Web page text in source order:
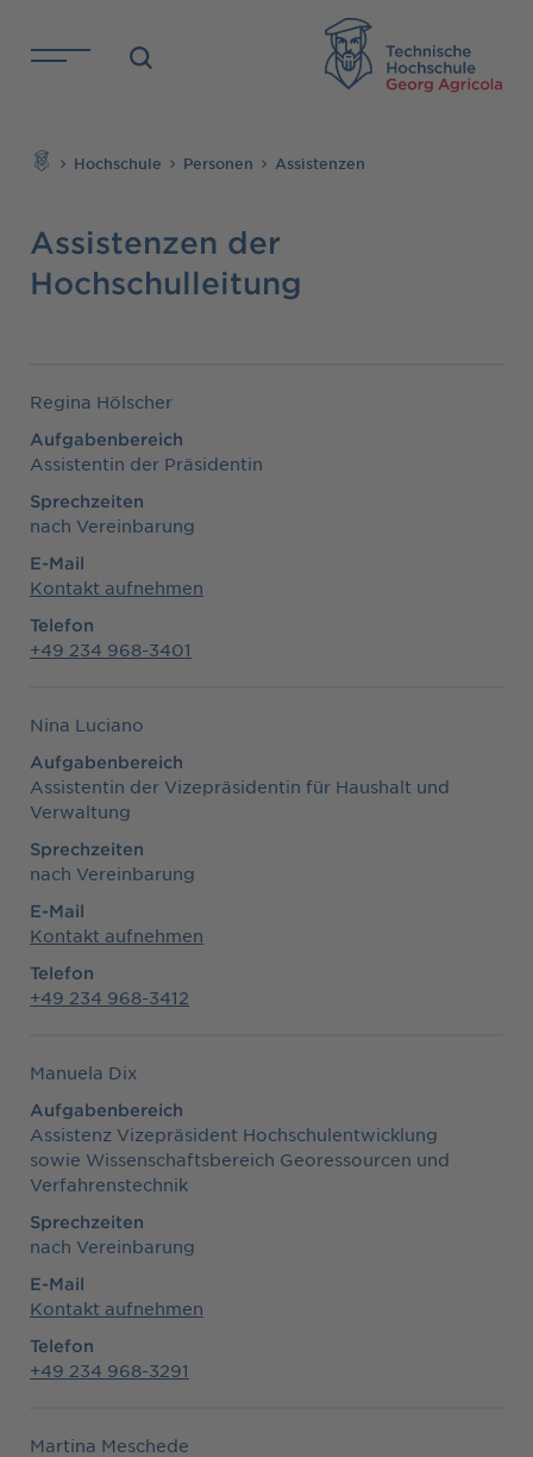
Direkt zu den Inhalten springen
Hochschule Personen Assistenzen
Assistenzen der
Hochschulleitung
Regina Hölscher
Aufgabenbereich
Assistentin der Präsidentin
Sprechzeiten
nach Vereinbarung
E-Mail
Kontakt aufnehmen
Telefon
+49 234 968-3401
Nina Luciano
Aufgabenbereich
Assistentin der Vizepräsidentin für Haushalt und
Verwaltung
Sprechzeiten
nach Vereinbarung
E-Mail
Kontakt aufnehmen
Telefon
+49 234 968-3412
Manuela Dix
Aufgabenbereich
Assistenz Vizepräsident Hochschulentwicklung
sowie Wissenschaftsbereich Georessourcen und
Verfahrenstechnik
Sprechzeiten
nach Vereinbarung
E-Mail
Kontakt aufnehmen
Telefon
+49 234 968-3291
Martina Meschede